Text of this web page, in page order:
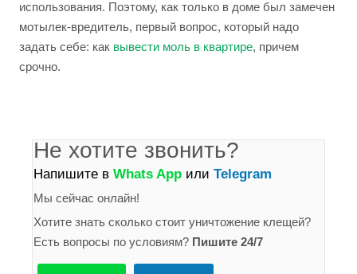
использования. Поэтому, как только в доме был замечен
мотылек-вредитель, первый вопрос, который надо
задать себе: как вывести моль в квартире, причем
срочно.
Не хотите звонить?
Напишите в Whats App или Telegram
Мы сейчас онлайн!
Хотите знать сколько стоит уничтожение клещей?
Есть вопросы по условиям? Пишите 24/7